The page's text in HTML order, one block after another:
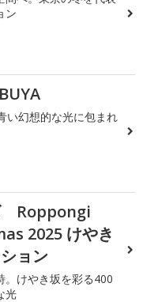
ン
い幻想的な光に包まれ
Roppongi
2025 けやき
ョン
。けやき坂を彩る400
光